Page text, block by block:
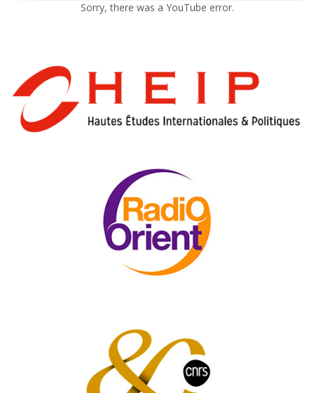
Sorry, there was a YouTube error.